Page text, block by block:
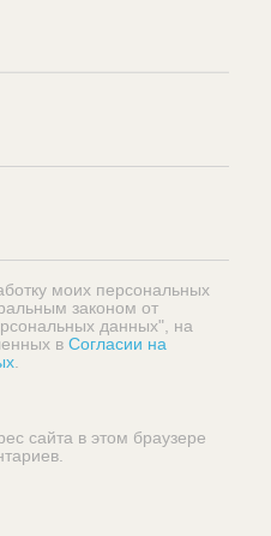
моих персональных
законом от
данных", на
в Согласии на
сайта в этом браузере